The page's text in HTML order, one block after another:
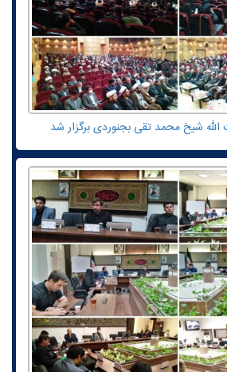
شیخ محمد تقی بجنوردی برگزار شد